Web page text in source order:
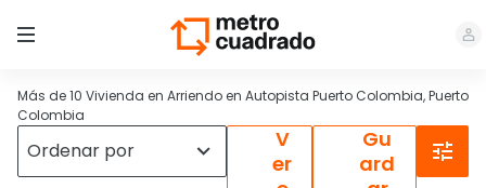
Más de 10 Vivienda en Arriendo en Autopista Puerto Colombia, Puerto
Colombia
V
er
Gu
ard